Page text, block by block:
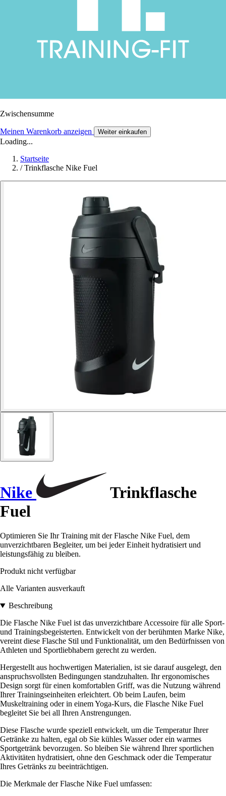
Zwischensumme
Meinen Warenkorb anzeigen Weiter einkaufen
Loading...
Startseite
/ Trinkflasche Nike Fuel
Nike
Trinkflasche
Fuel
Optimieren Sie Ihr Training mit der Flasche Nike Fuel, dem
unverzichtbaren Begleiter, um bei jeder Einheit hydratisiert und
leistungsfähig zu bleiben.
Produkt nicht verfügbar
Alle Varianten ausverkauft
Beschreibung
Die Flasche Nike Fuel ist das unverzichtbare Accessoire für alle Sport-
und Trainingsbegeisterten. Entwickelt von der berühmten Marke Nike,
vereint diese Flasche Stil und Funktionalität, um den Bedürfnissen von
Athleten und Sportliebhabern gerecht zu werden.
Hergestellt aus hochwertigen Materialien, ist sie darauf ausgelegt, den
anspruchsvollsten Bedingungen standzuhalten. Ihr ergonomisches
Design sorgt für einen komfortablen Griff, was die Nutzung während
Ihrer Trainingseinheiten erleichtert. Ob beim Laufen, beim
Muskeltraining oder in einem Yoga-Kurs, die Flasche Nike Fuel
begleitet Sie bei all Ihren Anstrengungen.
Diese Flasche wurde speziell entwickelt, um die Temperatur Ihrer
Getränke zu halten, egal ob Sie kühles Wasser oder ein warmes
Sportgetränk bevorzugen. So bleiben Sie während Ihrer sportlichen
Aktivitäten hydratisiert, ohne den Geschmack oder die Temperatur
Ihres Getränks zu beeinträchtigen.
Die Merkmale der Flasche Nike Fuel umfassen: